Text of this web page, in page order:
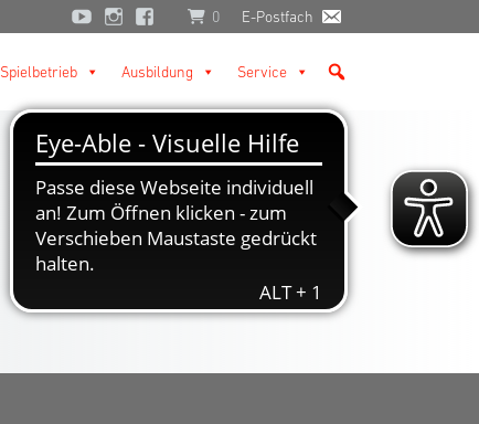
0 E-Postfach
Spielbetrieb Ausbildung Service